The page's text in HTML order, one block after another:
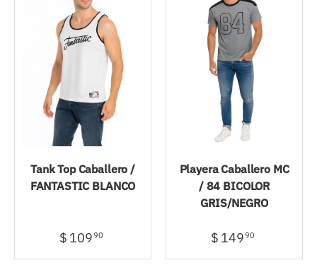
Tank Top Caballero /
FANTASTIC BLANCO
$ 10990
Playera Caballero MC
/ 84 BICOLOR
GRIS/NEGRO
$ 14990